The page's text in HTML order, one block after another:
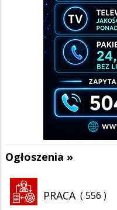
Ogłoszenia »
PRACA 556